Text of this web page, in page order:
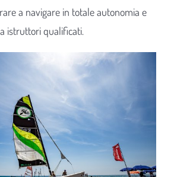
a navigare in totale autonomia e
istruttori qualificati.